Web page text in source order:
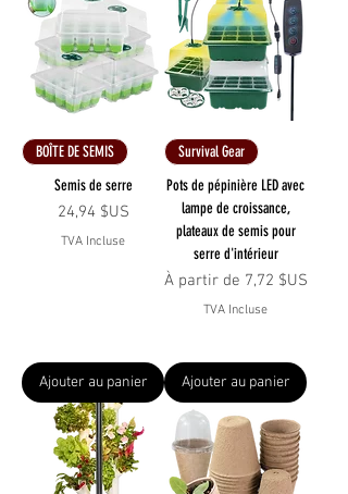
BOÎTE DE SEMIS
Semis de serre
Prix
24,94 $US
TVA Incluse
Ajouter au panier
Survival Gear
Pots de pépinière LED avec
lampe de croissance,
plateaux de semis pour
serre d'intérieur
À partir de 7,72 $US
Prix promotionnel
TVA Incluse
Ajouter au panier